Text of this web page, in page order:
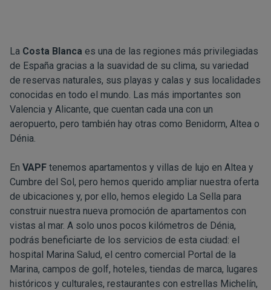
La Costa Blanca es una de las regiones más privilegiadas
de España gracias a la suavidad de su clima, su variedad
de reservas naturales, sus playas y calas y sus localidades
conocidas en todo el mundo. Las más importantes son
Valencia y Alicante, que cuentan cada una con un
aeropuerto, pero también hay otras como Benidorm, Altea o
Dénia.
En VAPF tenemos apartamentos y villas de lujo en Altea y
Cumbre del Sol, pero hemos querido ampliar nuestra oferta
de ubicaciones y, por ello, hemos elegido La Sella para
construir nuestra nueva promoción de apartamentos con
vistas al mar. A solo unos pocos kilómetros de Dénia,
podrás beneficiarte de los servicios de esta ciudad: el
hospital Marina Salud, el centro comercial Portal de la
Marina, campos de golf, hoteles, tiendas de marca, lugares
históricos y culturales, restaurantes con estrellas Michelín,